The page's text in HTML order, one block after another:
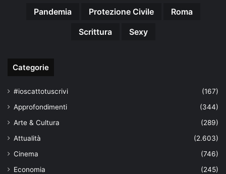
Pandemia
Protezione Civile
Roma
Scrittura
Sexy
Categorie
#ioscattotuscrivi
(167)
Approfondimenti
(344)
Arte & Cultura
(289)
Attualità
(2.603)
Cinema
(746)
Economia
(245)